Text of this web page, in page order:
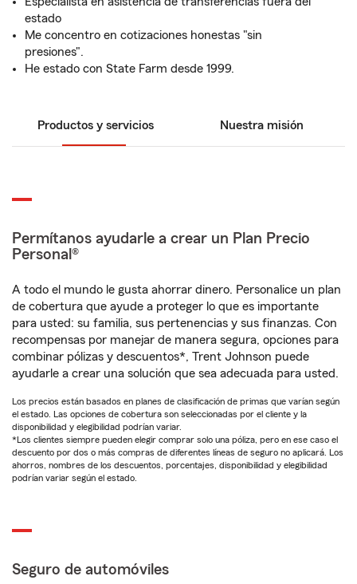
estado
Me concentro en cotizaciones honestas "sin
presiones".
He estado con State Farm desde 1999.
Productos y servicios Nuestra misión
Permítanos ayudarle a crear un Plan Precio
Personal®
A todo el mundo le gusta ahorrar dinero. Personalice un plan
de cobertura que ayude a proteger lo que es importante
para usted: su familia, sus pertenencias y sus finanzas. Con
recompensas por manejar de manera segura, opciones para
combinar pólizas y descuentos*, Trent Johnson puede
ayudarle a crear una solución que sea adecuada para usted.
Los precios están basados en planes de clasificación de primas que varían según
el estado. Las opciones de cobertura son seleccionadas por el cliente y la
disponibilidad y elegibilidad podrían variar.
*Los clientes siempre pueden elegir comprar solo una póliza, pero en ese caso el
descuento por dos o más compras de diferentes líneas de seguro no aplicará. Los
ahorros, nombres de los descuentos, porcentajes, disponibilidad y elegibilidad
podrían variar según el estado.
Seguro de automóviles